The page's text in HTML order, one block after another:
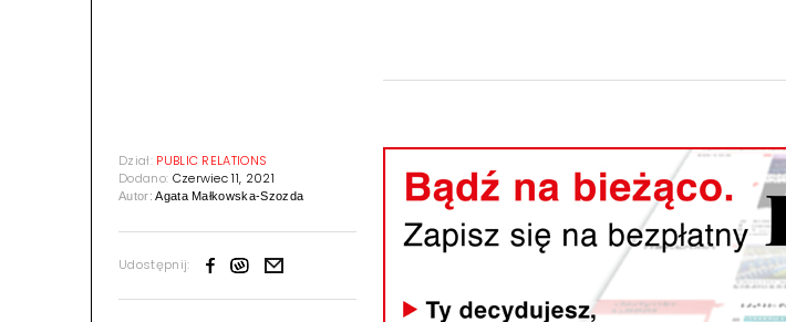
Dział: PUBLIC RELATIONS
Dodano: Czerwiec 11, 2021
Autor:Agata Małkowska-Szozda
Udostępnij: